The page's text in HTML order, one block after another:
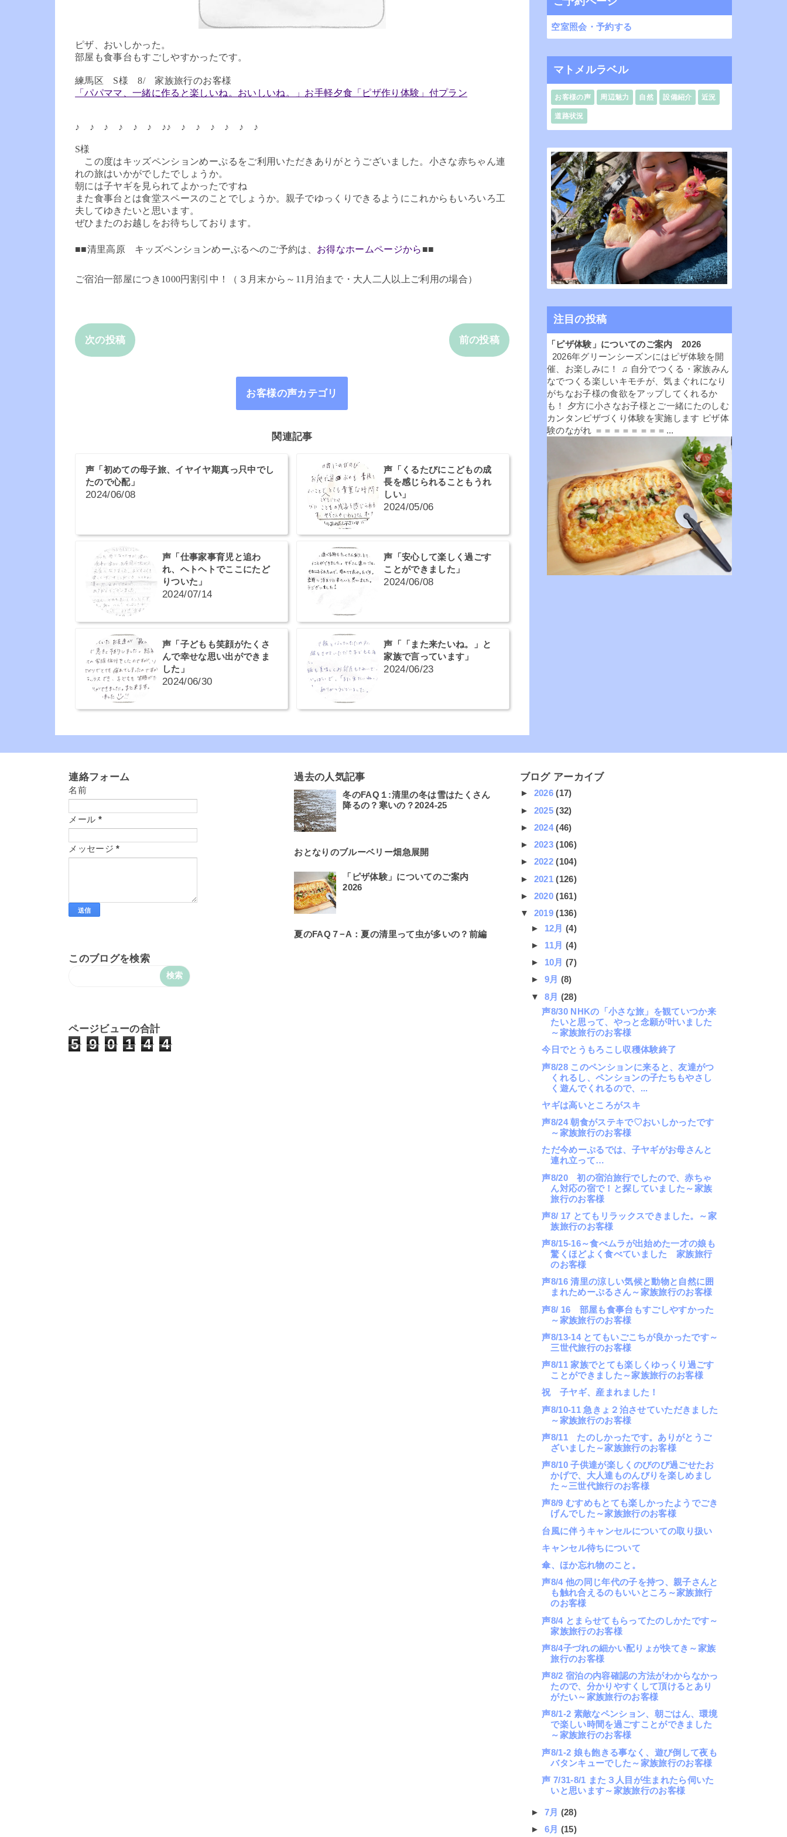
ピザ、おいしかった。
部屋も食事台もすごしやすかったです。
練馬区 S様 8/ 家族旅行のお客様
「パパママ、一緒に作ると楽しいね。おいしいね。」お手軽夕食「ピザ作り体験」付プラン
♪ ♪ ♪ ♪ ♪ ♪ ♪♪ ♪ ♪ ♪ ♪ ♪ ♪
S様
この度はキッズペンションめーぷるをご利用いただきありがとうございました。 小さな赤ちゃん連
れの旅はいかがでしたでしょうか。
朝には子ヤギを見られてよかったですね
また食事台とは食堂スペースのことでしょうか。親子でゆっくりできるようにこれからもいろいろ工
夫してゆきたいと思います。
ぜひまたのお越しをお待ちしております。
■■清里高原 キッズペンションめーぷるへのご予約は、 お得なホームページから ■■
ご宿泊一部屋につき1000円割引中！（３月末から～11月泊まで・大人二人以上ご利用の場合）
次の投稿 前の投稿
お客様の声カテゴリ
関連記事
声「初めての母子旅、イヤイヤ期真っ只中でし
たので心配」
2024/06/08
声「くるたびにこどもの成
長を感じられることもうれ
しい」
2024/05/06
声「仕事家事育児と追わ
れ、ヘトヘトでここにたど
りついた」
2024/07/14
声「安心して楽しく過ごす
ことができました」
2024/06/08
声「子どもも笑顔がたくさ
んで幸せな思い出ができま
した」
2024/06/30
声「「また来たいね。」と
家族で言っています」
2024/06/23
空室照会・予約する
マトメルラベル
お客様の声 周辺魅力 自然 設備紹介 近況
道路状況
注目の投稿
「ピザ体験」についてのご案内 2026
2026年グリーンシーズンにはピザ体験を開
催、お楽しみに！ ♫ 自分でつくる・家族みん
なでつくる楽しいキモチが、気まぐれになり
がちなお子様の食欲をアップしてくれるか
も！ 夕方に小さなお子様とご一緒にたのしむ
カンタンピザづくり体験を実施します ピザ体
験のながれ ＝＝＝＝＝＝＝＝...
連絡フォーム
名前
メール *
メッセージ*
このブログを検索
ページビューの合計
5 9 0 1 4 4
過去の人気記事
冬のFAQ１:清里の冬は雪はたくさん
降るの？寒いの？2024-25
おとなりのブルーベリー畑急展開
「ピザ体験」についてのご案内
2026
夏のFAQ７−A：夏の清里って虫が多いの？前編
ブログ アーカイブ
► 2026(17)
► 2025(32)
► 2024(46)
► 2023(106)
► 2022(104)
► 2021(126)
► 2020(161)
▼ 2019(136)
► 12月(4)
► 11月(4)
► 10月(7)
► 9月 (8)
▼ 8月 (28)
声8/30 NHKの「小さな旅」を観ていつか来
たいと思って、やっと念願が叶いました
～家族旅行のお客様
今日でとうもろこし収穫体験終了
声8/28 このペンションに来ると、友達がつ
くれるし、ペンションの子たちもやさし
く遊んでくれるので、...
ヤギは高いところがスキ
声8/24 朝食がステキで♡おいしかったです
～家族旅行のお客様
ただ今めーぷるでは、子ヤギがお母さんと
連れ立って…
声8/20 初の宿泊旅行でしたので、赤ちゃ
ん対応の宿で！と探していました～家族
旅行のお客様
声8/ 17 とてもリラックスできました。～家
族旅行のお客様
声8/15-16～食べムラが出始めた一才の娘も
驚くほどよく食べていました 家族旅行
のお客様
声8/16 清里の涼しい気候と動物と自然に囲
まれためーぷるさん～家族旅行のお客様
声8/ 16 部屋も食事台もすごしやすかった
～家族旅行のお客様
声8/13-14 とてもいごこちが良かったです～
三世代旅行のお客様
声8/11 家族でとても楽しくゆっくり過ごす
ことができました～家族旅行のお客様
祝 子ヤギ、産まれました！
声8/10-11 急きょ２泊させていただきました
～家族旅行のお客様
声8/11 たのしかったです。ありがとうご
ざいました～家族旅行のお客様
声8/10 子供達が楽しくのびのび過ごせたお
かげで、大人達ものんびりを楽しめまし
た～三世代旅行のお客様
声8/9 むすめもとても楽しかったようでごき
げんでした～家族旅行のお客様
台風に伴うキャンセルについての取り扱い
キャンセル待ちについて
傘、ほか忘れ物のこと。
声8/4 他の同じ年代の子を持つ、親子さんと
も触れ合えるのもいいところ～家族旅行
のお客様
声8/4 とまらせてもらってたのしかたです～
家族旅行のお客様
声8/4子づれの細かい配りょが快てき～家族
旅行のお客様
声8/2 宿泊の内容確認の方法がわからなかっ
たので、分かりやすくして頂けるとあり
がたい～家族旅行のお客様
声8/1-2 素敵なペンション、朝ごはん、環境
で楽しい時間を過ごすことができました
～家族旅行のお客様
声8/1-2 娘も飽きる事なく、遊び倒して夜も
バタンキューでした～家族旅行のお客様
声 7/31-8/1 また３人目が生まれたら伺いた
いと思います～家族旅行のお客様
► 7月 (28)
► 6月 (15)